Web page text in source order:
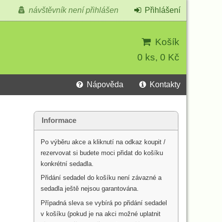
Košík
0 ks, 0 Kč
návštěvník není přihlášen Přihlášení
Nápověda Kontakty
Informace
Po výběru akce a kliknutí na odkaz koupit /
rezervovat si budete moci přidat do košíku
konkrétní sedadla.
Přidání sedadel do košíku není závazné a
sedadla ještě nejsou garantována.
Případná sleva se vybírá po přidání sedadel
v košíku (pokud je na akci možné uplatnit